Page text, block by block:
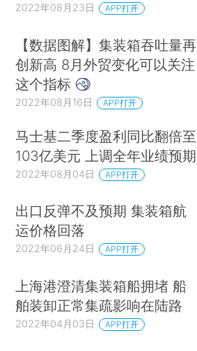
2022年08月23日 APP打开
【数据图解】集装箱吞吐量再
创新高 8月外贸变化可以关注
这个指标
2022年08月16日 APP打开
马士基二季度盈利同比翻倍至
103亿美元 上调全年业绩预期
2022年08月04日 APP打开
出口反弹不及预期 集装箱航
运价格回落
2022年06月24日 APP打开
上海港澄清集装箱船拥堵 船
舶装卸正常集疏影响在陆路
2022年04月03日 APP打开